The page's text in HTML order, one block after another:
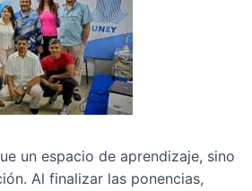
un espacio de aprendizaje, sino
Al finalizar las ponencias,